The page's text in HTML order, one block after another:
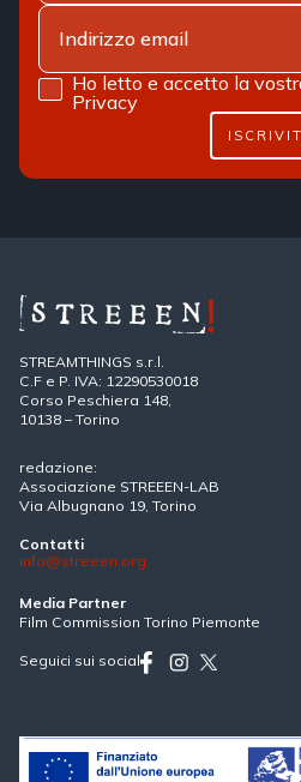
Ho letto e accetto la
Privacy
STREAMTHINGS s.r.l.
C.F e P. IVA: 12290530018
Corso Peschiera 148,
10138 – Torino
redazione:
Associazione STREEEN-LAB
Via Albugnano 19, Torino
Contatti
info@streeen.org
Media Partner
Film Commission Torino Piemonte
Seguici sui social